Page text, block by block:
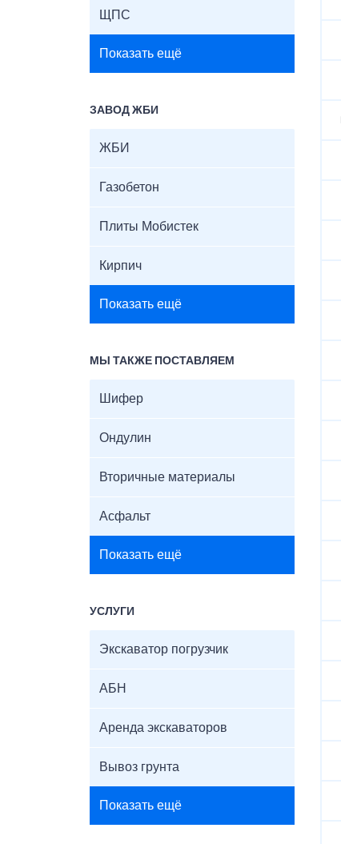
ЩПС
Показать ещё
ЗАВОД ЖБИ
ЖБИ
Газобетон
Плиты Мобистек
Кирпич
Показать ещё
МЫ ТАКЖЕ ПОСТАВЛЯЕМ
Шифер
Ондулин
Вторичные материалы
Асфальт
Показать ещё
УСЛУГИ
Экскаватор погрузчик
АБН
Аренда экскаваторов
Вывоз грунта
Показать ещё